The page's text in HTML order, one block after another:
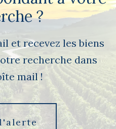
?
et recevez les biens
recherche dans
mail !